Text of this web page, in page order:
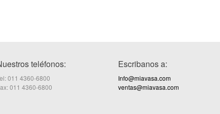
teléfonos:
011 4360-6800
011 4360-6800
Escribanos a:
Info@miavasa.com
ventas@miavasa.com